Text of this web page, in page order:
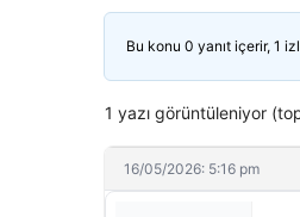
Bu konu 0 yanıt içerir, 1
1 yazı görüntüleniyor
16/05/2026: 5:16 pm